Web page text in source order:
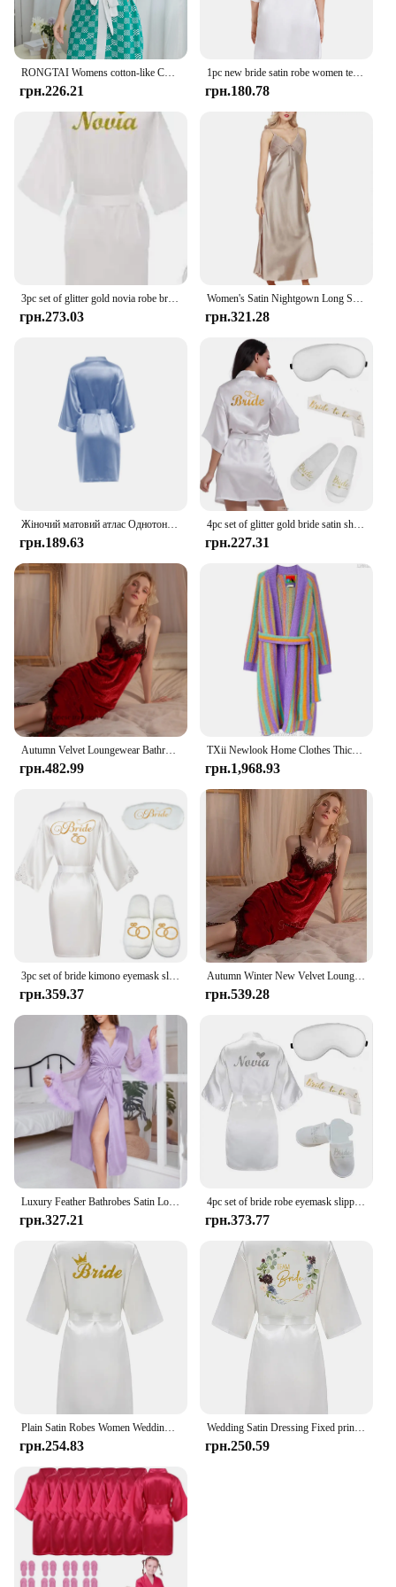
RONGTAI Womens cotton-like Checkerboard Bathrobe Ladies sexy pajamas Oversized Nightgown High end sleepwear Home Wear
грн.226.21
1pc new bride satin robe women team bride white royal blue wedding bridal party short kimono robes
грн.180.78
3pc set of glitter gold novia robe bride slippers bridal sash foil writing Espanol spanish kimono la novia women pajamas robe
грн.273.03
Women's Satin Nightgown Long Slip Sleep Dress Silk V Neck Sleepwear Solid Color Nightwear
грн.321.28
Жіночий матовий атлас Однотонний товстий атласний одяг для сну A9000D
грн.189.63
4pc set of glitter gold bride satin short bride robe slippers bridal sash peignoir women Bridal Party 2019 kimono robe
грн.227.31
Autumn Velvet Loungewear Bathrobe Gown Lace Slip Robe Set Long Vestidos De Novia Sexy Winter Women's Nightdress Sleepwear
грн.482.99
TXii Newlook Home Clothes Thickened Soft Nightgown Nightgown Nightgown Women's Autumn and Winter Vertical Belt Elegant Sweet
грн.1,968.93
3pc set of bride kimono eyemask slippers lace robe satin women bridesmaid wedding prepare gift bridal party bathrobe robes
грн.359.37
Autumn Winter New Velvet Loungewear Bathrobe Gown Women's Robe Set Sexy Nightdress Lace Slip Sleepwear Long Vestidos De Novia
грн.539.28
Luxury Feather Bathrobes Satin Long Robe for Women Sexy Night Dress Mesh Long Sleeve Loose Peignoirs Robe Wedding Bride Pajama
грн.327.21
4pc set of bride robe eyemask slippers sash bridesmaid kimono wedding bridal party Bachelorette bathrobe getting ready robes
грн.373.77
Plain Satin Robes Women Wedding Robe Bride Bridesmaid Robes Dressing Gown Bridesmaid Silk Robe Plum Silk Robes for Women Slipper
грн.254.83
Wedding Satin Dressing Fixed printing EVJF Print Gown Personalized Bride Team Bathobe Bridal Party Bridesmaid Robes
грн.250.59